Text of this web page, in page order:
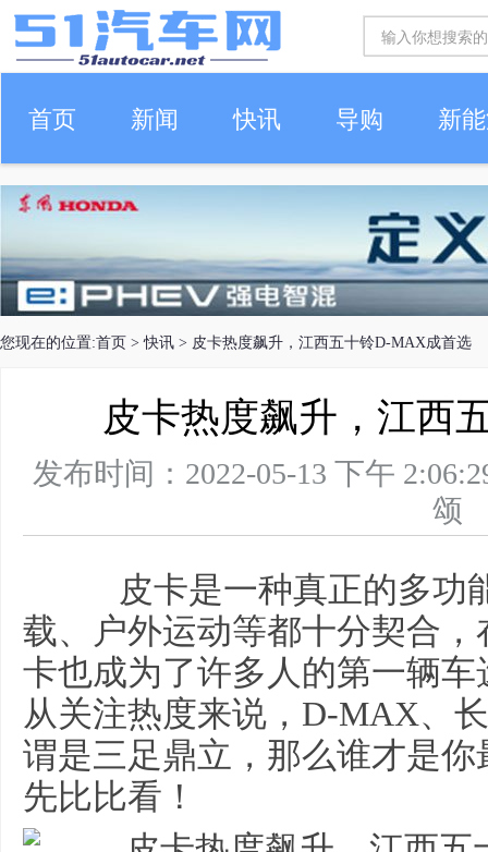
首页 新闻 快讯 导购 新
车生活
您现在的位置:首页 >快讯 > 皮卡热度飙升，江西五十铃D-MAX成首选
皮卡热度飙升，江西
发布时间：2022-05-13 下午
皮卡是一种真正的多功
载、户外运动等都十分契合
卡也成为了许多人的第一辆
从关注热度来说，D-MAX、
谓是三足鼎立，那么谁才是
先比比看！